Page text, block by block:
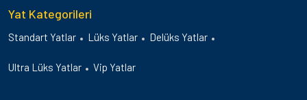
Yat Kategorileri
Standart Yatlar Lüks Yatlar Delüks Yatlar
Ultra Lüks Yatlar Vip Yatlar